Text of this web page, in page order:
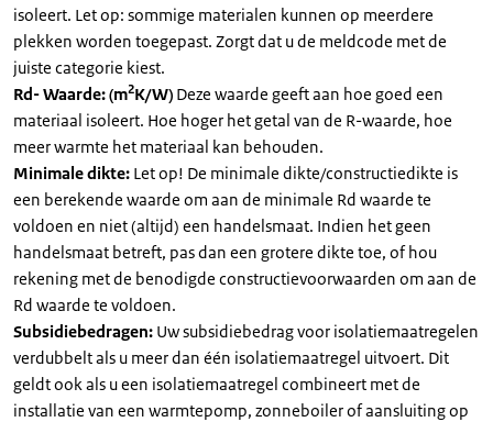
isoleert. Let op: sommige materialen kunnen op meerdere
plekken worden toegepast. Zorgt dat u de meldcode met de
juiste categorie kiest.
Rd- Waarde: (m2K/W) Deze waarde geeft aan hoe goed een
materiaal isoleert. Hoe hoger het getal van de R-waarde, hoe
meer warmte het materiaal kan behouden.
Minimale dikte: Let op! De minimale dikte/constructiedikte is
een berekende waarde om aan de minimale Rd waarde te
voldoen en niet (altijd) een handelsmaat. Indien het geen
handelsmaat betreft, pas dan een grotere dikte toe, of hou
rekening met de benodigde constructievoorwaarden om aan de
Rd waarde te voldoen.
Subsidiebedragen: Uw subsidiebedrag voor isolatiemaatregelen
verdubbelt als u meer dan één isolatiemaatregel uitvoert. Dit
geldt ook als u een isolatiemaatregel combineert met de
installatie van een warmtepomp, zonneboiler of aansluiting op